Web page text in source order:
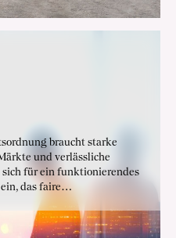
braucht starke
und verlässliche
sich für ein funktionierendes
das faire
und globale
adressiert.
helfen, neue Märkte zu